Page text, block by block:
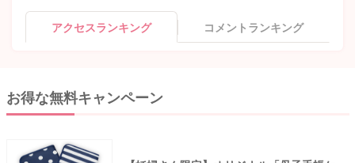
アクセスランキング コメントランキング
お得な無料キャンペーン